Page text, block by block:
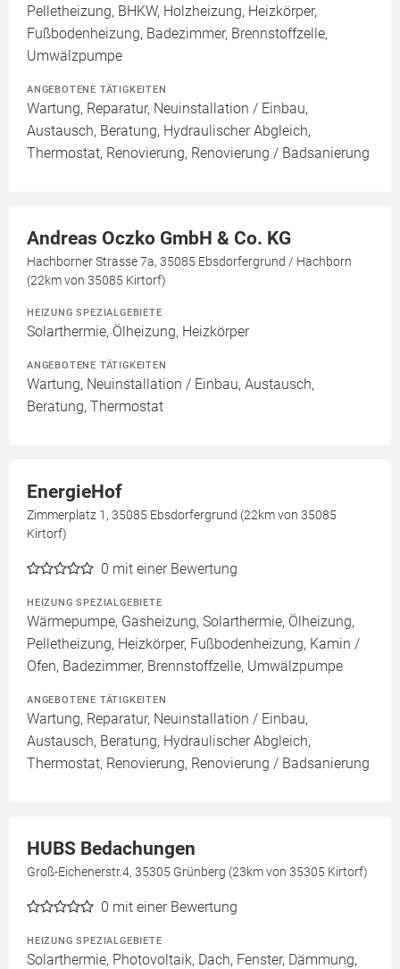
Pelletheizung, BHKW, Holzheizung, Heizkörper,
Fußbodenheizung, Badezimmer, Brennstoffzelle,
Umwälzpumpe
ANGEBOTENE TÄTIGKEITEN
Wartung, Reparatur, Neuinstallation / Einbau,
Austausch, Beratung, Hydraulischer Abgleich,
Thermostat, Renovierung, Renovierung / Badsanierung
Andreas Oczko GmbH & Co. KG
Hachborner Strasse 7a, 35085 Ebsdorfergrund / Hachborn
(22km von 35085 Kirtorf)
HEIZUNG SPEZIALGEBIETE
Solarthermie, Ölheizung, Heizkörper
ANGEBOTENE TÄTIGKEITEN
Wartung, Neuinstallation / Einbau, Austausch,
Beratung, Thermostat
EnergieHof
Zimmerplatz 1, 35085 Ebsdorfergrund (22km von 35085
Kirtorf)
0 mit einer Bewertung
HEIZUNG SPEZIALGEBIETE
Wärmepumpe, Gasheizung, Solarthermie, Ölheizung,
Pelletheizung, Heizkörper, Fußbodenheizung, Kamin /
Ofen, Badezimmer, Brennstoffzelle, Umwälzpumpe
ANGEBOTENE TÄTIGKEITEN
Wartung, Reparatur, Neuinstallation / Einbau,
Austausch, Beratung, Hydraulischer Abgleich,
Thermostat, Renovierung, Renovierung / Badsanierung
HUBS Bedachungen
Groß-Eichenerstr.4, 35305 Grünberg (23km von 35305 Kirtorf)
0 mit einer Bewertung
HEIZUNG SPEZIALGEBIETE
Solarthermie, Photovoltaik, Dach, Fenster, Dämmung,